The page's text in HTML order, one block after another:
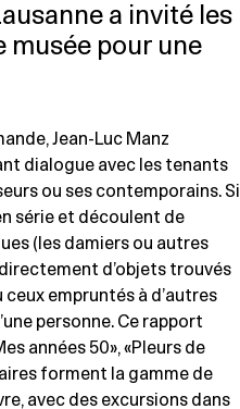
a invité les
musée pour une
Jean-Luc Manz
dialogue avec les tenants
ou ses contemporains. Si
série et découlent de
(les damiers ou autres
d’objets trouvés
empruntés à d’autres
personne. Ce rapport
années 50», «Pleurs de
forment la gamme de
avec des excursions dans